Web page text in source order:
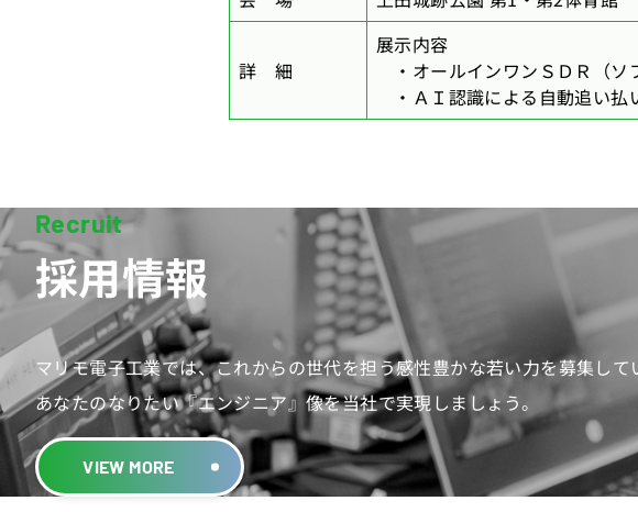
詳 細
展示内容
・オールインワンＳＤＲ（ソ
・ＡＩ認識による自動追い払
採用情報
マリモ電子工業では、これからの世代を担う感性豊かな若い力を募集して
あなたのなりたい『エンジニア』像を当社で実現しましょう。
VIEW MORE